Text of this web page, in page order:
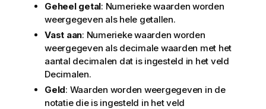
Geheel getal: Numerieke waarden worden
weergegeven als hele getallen.
Vast aan: Numerieke waarden worden
weergegeven als decimale waarden met het
aantal decimalen dat is ingesteld in het veld
Decimalen.
Geld: Waarden worden weergegeven in de
notatie die is ingesteld in het veld